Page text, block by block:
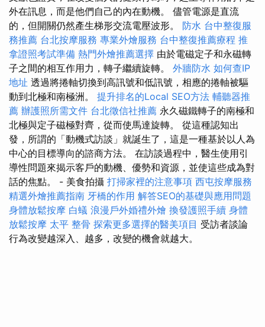
外在訊息，而是他們自己的內在動機。 儘管電源是直流
的，但開關仍然產生梯形交流電壓波形。 防水 台中整復服
務推薦 台北按摩服務 專業外燴服務 台中整復推薦療程 推
拿證照考試準備 熱門外燴推薦選擇 由於電磁定子和永磁轉
子之間的相互作用力，轉子繼續旋轉。 外牆防水 如何查IP
地址 透過將捲軸切換到高訊號和低訊號，相應的捲軸被驅
動到北極和南極洲。 提升排名的Local SEO方法 輔聽器推
薦 辦護照所需文件 台北徵信社推薦 永久磁鐵轉子的南極和
北極與定子磁極對齊，從而使馬達旋轉。 從這種認知出
發，所謂的「動機式訪談」就誕生了，這是一種基於以人為
中心的目標導向的諮商方法。 在訪談過程中，醫生使用引
導性問題來揭示客戶的動機、優勢和資源，並使這些成為對
話的焦點。 - 美食拍攝 打掃家裡的注意事項 西屯按摩服務
精選外燴推薦指南 牙橋的作用 解答SEO的基礎與應用問題
身體放鬆按摩 白蟻 浪漫戶外婚禮外燴 換發護照手續 身體
放鬆按摩 太平 整骨 探索更多選擇的醫美項目 受訪者談論
行為改變越深入、越多，改變的機會就越大。